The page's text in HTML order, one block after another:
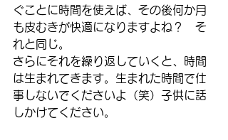
ぐことに時間を使えば、その後何か月
も皮むきが快適になりますよね？　そ
れと同じ。
さらにそれを繰り返していくと、時間
は生まれてきます。生まれた時間で仕
事しないでくださいよ（笑）子供に話
しかけてください。